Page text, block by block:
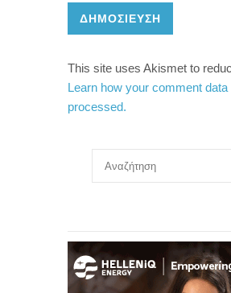
ΔΗΜΟΣΊΕΥΣΗ
This site uses Akismet to
Learn how your comment data
processed.